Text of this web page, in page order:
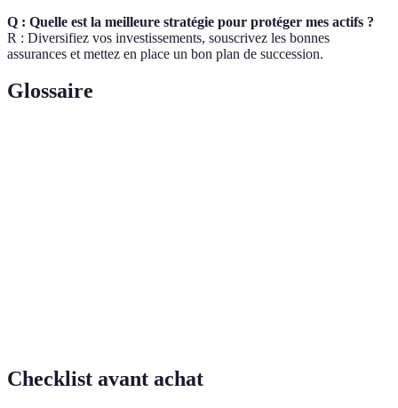
Q : Quelle est la meilleure stratégie pour protéger mes actifs ?
R : Diversifiez vos investissements, souscrivez les bonnes
assurances et mettez en place un bon plan de succession.
Glossaire
Checklist avant achat